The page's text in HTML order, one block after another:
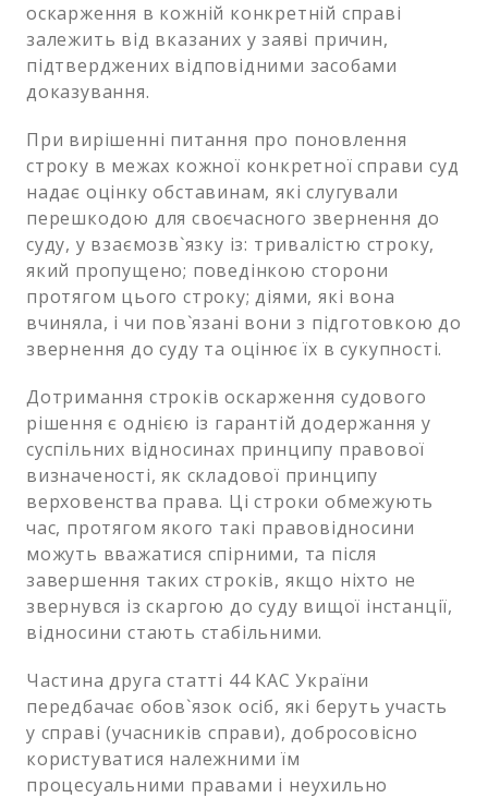
оскарження в кожній конкретній справі
залежить від вказаних у заяві причин,
підтверджених відповідними засобами
доказування.
При вирішенні питання про поновлення
строку в межах кожної конкретної справи суд
надає оцінку обставинам, які слугували
перешкодою для своєчасного звернення до
суду, у взаємозв`язку із: тривалістю строку,
який пропущено; поведінкою сторони
протягом цього строку; діями, які вона
вчиняла, і чи пов`язані вони з підготовкою до
звернення до суду та оцінює їх в сукупності.
Дотримання строків оскарження судового
рішення є однією із гарантій додержання у
суспільних відносинах принципу правової
визначеності, як складової принципу
верховенства права. Ці строки обмежують
час, протягом якого такі правовідносини
можуть вважатися спірними, та після
завершення таких строків, якщо ніхто не
звернувся із скаргою до суду вищої інстанції,
відносини стають стабільними.
Частина друга статті 44 КАС України
передбачає обов`язок осіб, які беруть участь
у справі (учасників справи), добросовісно
користуватися належними їм
процесуальними правами і неухильно